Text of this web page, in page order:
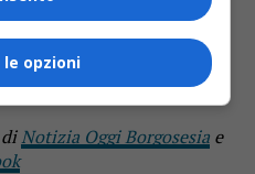
la prova.
seguendoci su Google
Notizia Oggi Borgosesia e
le opzioni